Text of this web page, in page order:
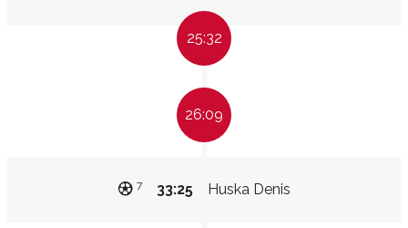
25:32
26:09
Huska Denis
33:25
7